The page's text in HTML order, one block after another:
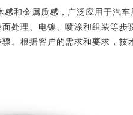
金属质感，广泛应用于汽车
处理、电镀、喷涂和组装等步
根据客户的需求和要求，技